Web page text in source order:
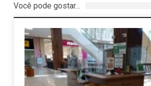
Você pode gostar...